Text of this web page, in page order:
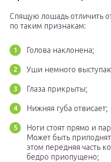
Спящую лошадь отличить
по таким признакам:
Голова наклонена;
Уши немного
Глаза прикрыты;
Нижняя губа отвисает;
Ноги стоят прямо и
Может быть
этом передняя часть
бедро приопущено;